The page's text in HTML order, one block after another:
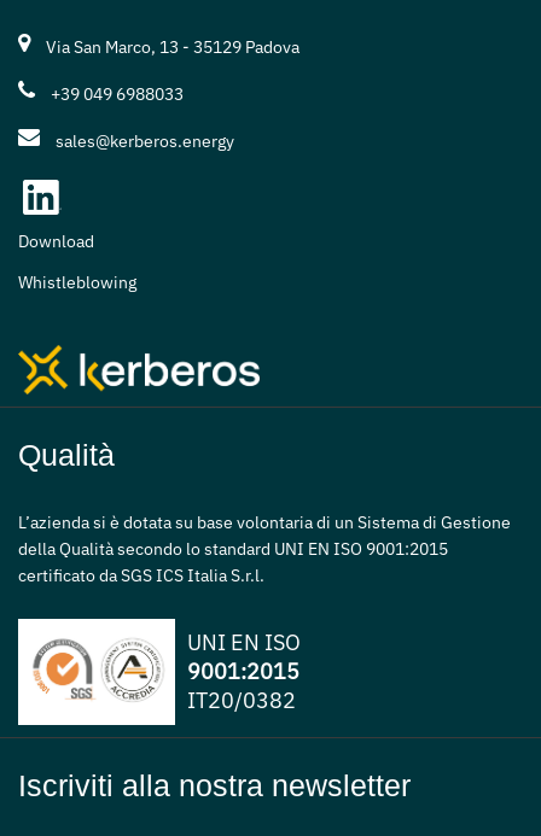
Via San Marco, 13 - 35129 Padova
+39 049 6988033
sales@kerberos.energy
Download
Whistleblowing
Qualità
L’azienda si è dotata su base volontaria di un Sistema di Gestione
della Qualità secondo lo standard UNI EN ISO 9001:2015
certificato da SGS ICS Italia S.r.l.
UNI EN ISO
9001:2015
IT20/0382
Iscriviti alla nostra newsletter